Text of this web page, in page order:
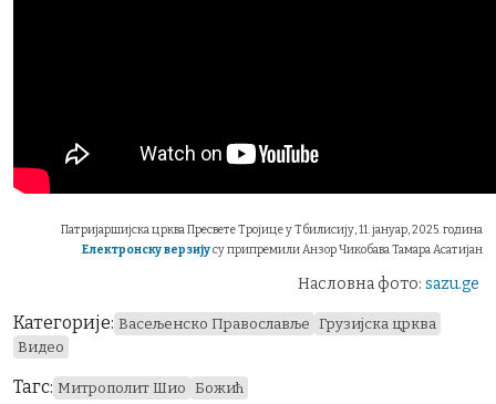
Патријаршијска црква Пресвете Тројице у Тбилисију, 11. јануар, 2025. година
Електронску верзијусу припремили Анзор Чикобава Тамара Асатијан
Насловна фото: sazu.ge
Категорије: Васељенско Православље Грузијска црква
Видео
Тагс: Митрополит Шио Божић